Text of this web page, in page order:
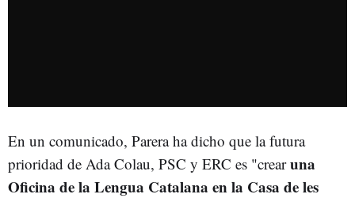
En un comunicado, Parera ha dicho que la futura
prioridad de Ada Colau, PSC y ERC es "crearuna
Oficina de la Lengua Catalana en la Casa de les